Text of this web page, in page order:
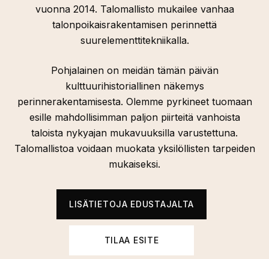
vuonna 2014. Talomallisto mukailee vanhaa
talonpoikaisrakentamisen perinnettä
suurelementtitekniikalla.
Pohjalainen on meidän tämän päivän
kulttuurihistoriallinen näkemys
perinnerakentamisesta. Olemme pyrkineet tuomaan
esille mahdollisimman paljon piirteitä vanhoista
taloista nykyajan mukavuuksilla varustettuna.
Talomallistoa voidaan muokata yksilöllisten tarpeiden
mukaiseksi.
LISÄTIETOJA EDUSTAJALTA
TILAA ESITE